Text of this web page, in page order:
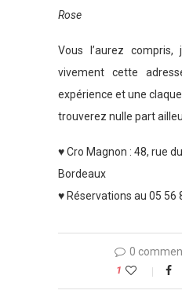
Rose
Vous l’aurez compris,
vivement cette
expérience et une
trouverez nulle part
♥ Cro Magnon : 48, rue
Bordeaux
♥ Réservations au 05 56
0
1